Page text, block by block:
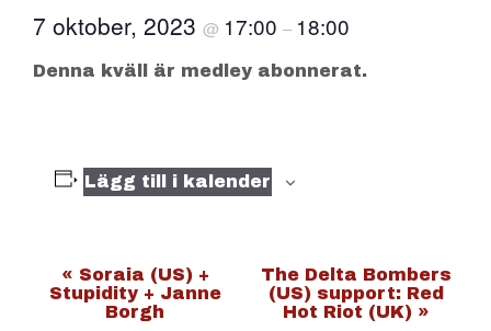
7 oktober, 2023 @ 17:00 – 18:00
Denna kväll är medley abonnerat.
Lägg till i kalender
« Soraia (US) +
Stupidity + Janne
Borgh
The Delta Bombers
(US) support: Red
Hot Riot (UK) »